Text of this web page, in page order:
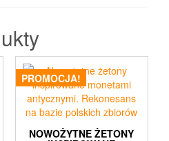
PROMOCJA!
NOWOŻYTNE ŻETONY